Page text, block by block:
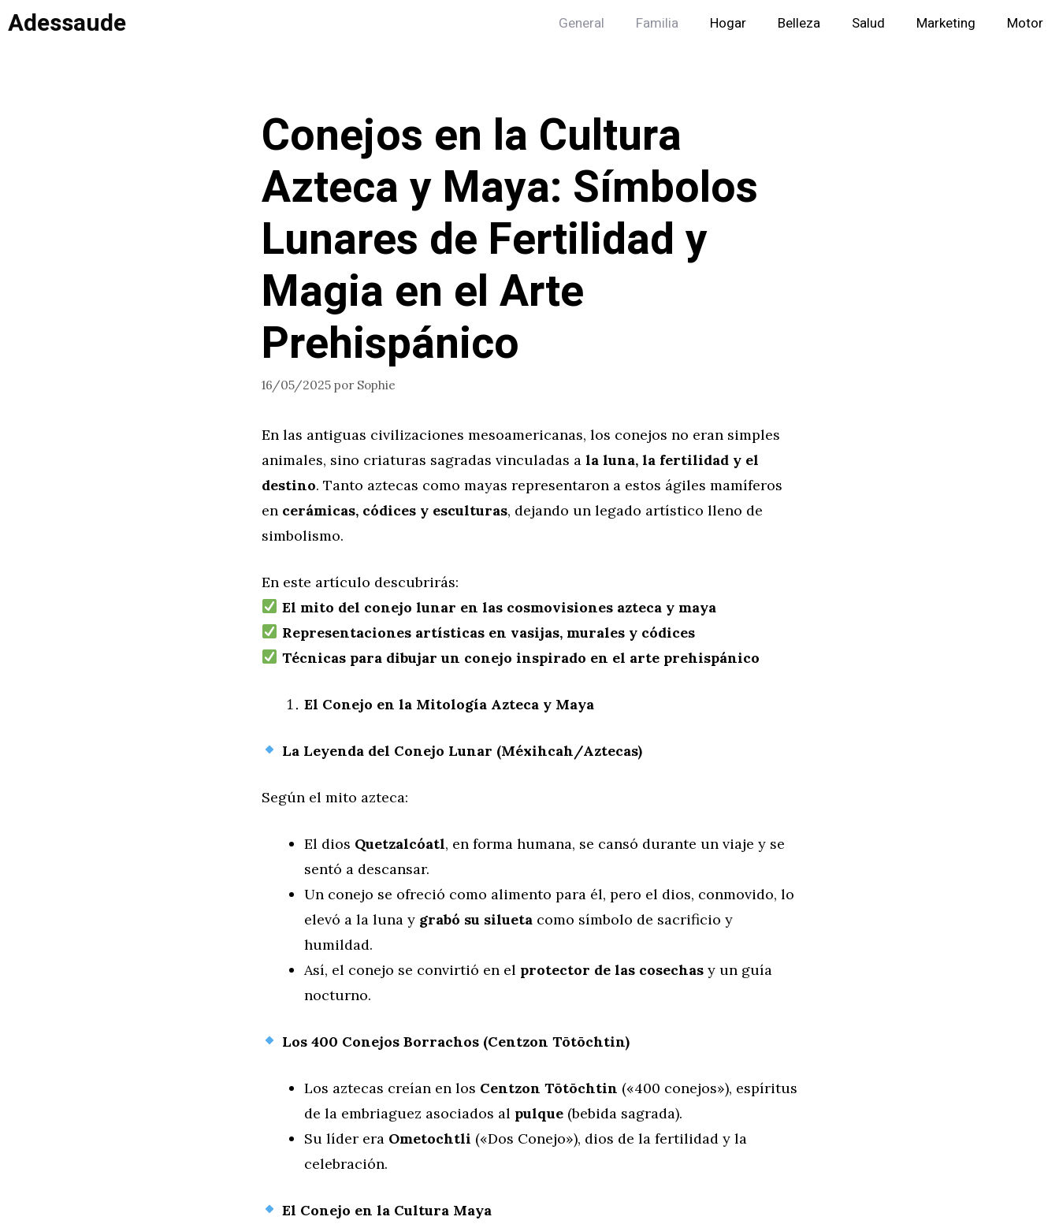
Saltar
alAdessaude General Familia Hogar Belleza Salud Marketing Motor
Conejos en la Cultura
Azteca y Maya: Símbolos
Lunares de Fertilidad y
Magia en el Arte
Prehispánico
16/05/2025 por Sophie
En las antiguas civilizaciones mesoamericanas, los conejos no eran simples
animales, sino criaturas sagradas vinculadas a la luna, la fertilidad y el
destino. Tanto aztecas como mayas representaron a estos ágiles mamíferos
en cerámicas, códices y esculturas, dejando un legado artístico lleno de
simbolismo.
En este artículo descubrirás:
El mito del conejo lunar en las cosmovisiones azteca y maya
Representaciones artísticas en vasijas, murales y códices
Técnicas para dibujar un conejo inspirado en el arte prehispánico
El Conejo en la Mitología Azteca y Maya
La Leyenda del Conejo Lunar (Méxihcah/Aztecas)
Según el mito azteca:
El dios Quetzalcóatl, en forma humana, se cansó durante un viaje y se
sentó a descansar.
Un conejo se ofreció como alimento para él, pero el dios, conmovido, lo
elevó a la luna y grabó su silueta como símbolo de sacrificio y
humildad.
Así, el conejo se convirtió en el protector de las cosechas y un guía
nocturno.
Los 400 Conejos Borrachos (Centzon Tōtōchtin)
Los aztecas creían en los Centzon Tōtōchtin («400 conejos»), espíritus
de la embriaguez asociados al pulque (bebida sagrada).
Su líder era Ometochtli («Dos Conejo»), dios de la fertilidad y la
celebración.
El Conejo en la Cultura Maya